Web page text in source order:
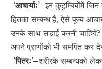
‘आचार्याः’–इन कुटुम्बियोंमें जिन
हितका सम्बन्ध है, ऐसे पूज्य
उनके साथ लड़ाई करनी
अपने प्राणोंको भी समर्पित कर
‘पितरः’–शरीरके सम्बन्धको